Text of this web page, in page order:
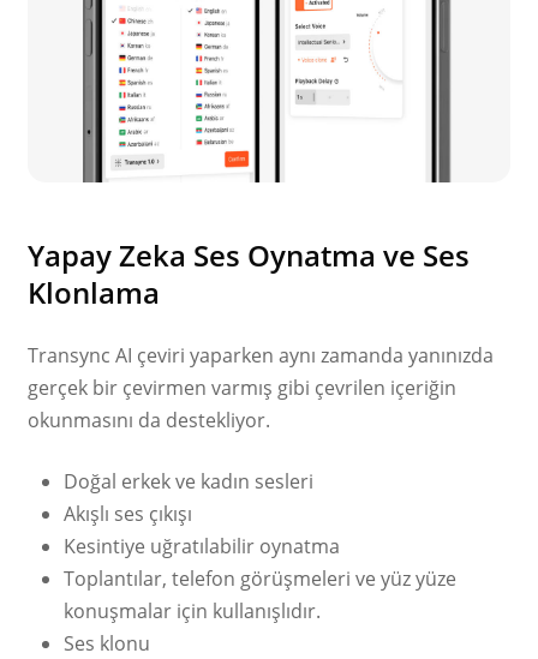
Yapay Zeka Ses Oynatma ve Ses
Klonlama
Transync AI çeviri yaparken aynı zamanda yanınızda
gerçek bir çevirmen varmış gibi çevrilen içeriğin
okunmasını da destekliyor.
Doğal erkek ve kadın sesleri
Akışlı ses çıkışı
Kesintiye uğratılabilir oynatma
Toplantılar, telefon görüşmeleri ve yüz yüze
konuşmalar için kullanışlıdır.
Ses klonu